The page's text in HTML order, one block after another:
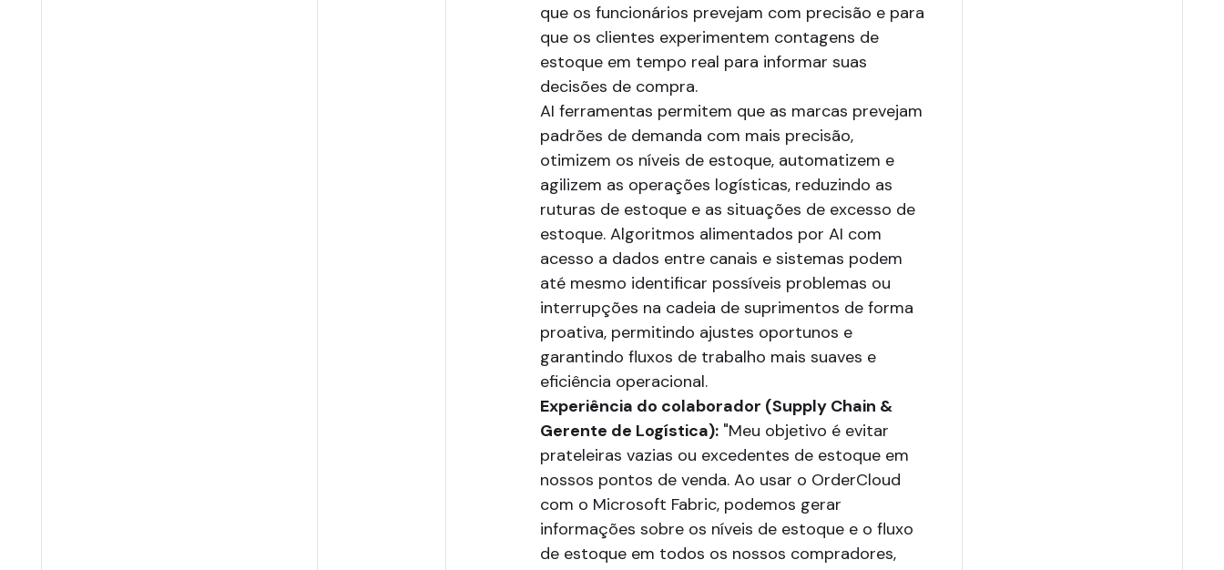
que os funcionários prevejam com precisão e para
que os clientes experimentem contagens de
estoque em tempo real para informar suas
decisões de compra.
AI ferramentas permitem que as marcas prevejam
padrões de demanda com mais precisão,
otimizem os níveis de estoque, automatizem e
agilizem as operações logísticas, reduzindo as
ruturas de estoque e as situações de excesso de
estoque. Algoritmos alimentados por AI com
acesso a dados entre canais e sistemas podem
até mesmo identificar possíveis problemas ou
interrupções na cadeia de suprimentos de forma
proativa, permitindo ajustes oportunos e
garantindo fluxos de trabalho mais suaves e
eficiência operacional.
Experiência do colaborador (Supply Chain &
Gerente de Logística):"Meu objetivo é evitar
prateleiras vazias ou excedentes de estoque em
nossos pontos de venda. Ao usar o OrderCloud
com o Microsoft Fabric, podemos gerar
informações sobre os níveis de estoque e o fluxo
de estoque em todos os nossos compradores,